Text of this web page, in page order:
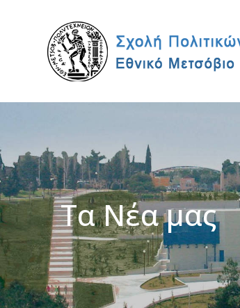
Τα Νέα μας